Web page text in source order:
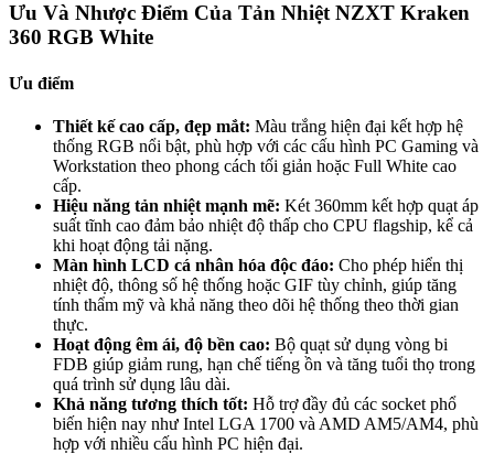
Ưu Và Nhược Điểm Của Tản Nhiệt NZXT Kraken
360 RGB White
Ưu điểm
Thiết kế cao cấp, đẹp mắt: Màu trắng hiện đại kết hợp hệ
thống RGB nổi bật, phù hợp với các cấu hình PC Gaming và
Workstation theo phong cách tối giản hoặc Full White cao
cấp.
Hiệu năng tản nhiệt mạnh mẽ: Két 360mm kết hợp quạt áp
suất tĩnh cao đảm bảo nhiệt độ thấp cho CPU flagship, kể cả
khi hoạt động tải nặng.
Màn hình LCD cá nhân hóa độc đáo: Cho phép hiển thị
nhiệt độ, thông số hệ thống hoặc GIF tùy chỉnh, giúp tăng
tính thẩm mỹ và khả năng theo dõi hệ thống theo thời gian
thực.
Hoạt động êm ái, độ bền cao: Bộ quạt sử dụng vòng bi
FDB giúp giảm rung, hạn chế tiếng ồn và tăng tuổi thọ trong
quá trình sử dụng lâu dài.
Khả năng tương thích tốt: Hỗ trợ đầy đủ các socket phổ
biến hiện nay như Intel LGA 1700 và AMD AM5/AM4, phù
hợp với nhiều cấu hình PC hiện đại.